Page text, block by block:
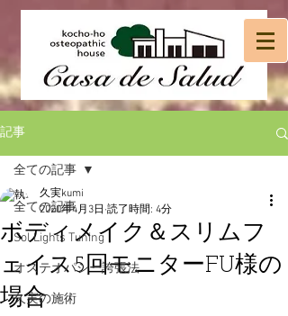
記事
全ての記事
Sol Lights Tuning
オステオパシー誇張法
久実の施術
全ての記事
ボディメイク＆スリムフ
ェイス5回モニターFU様の
場合
久実kumi
2020年4月3日 読了時間: 4分